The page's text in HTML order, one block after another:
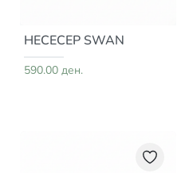
НЕСЕСЕР SWAN
590.00 ден.